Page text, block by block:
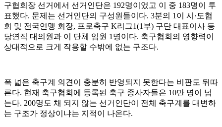
구협회장 선거에서 선거인단은 192명이었고 이 중 183명이 투
표했다. 문제는 선거인단의 구성원들이다. 3분의 1이 시·도협
회 및 전국연맹 회장, 프로축구 K리그1(1부) 구단 대표이사 등
당연직 대의원과 이 단체 임원 1명이다. 축구협회의 영향력이
상대적으로 크게 작용할 수밖에 없는 구조다.
폭 넓은 축구계 의견이 충분히 반영되지 못한다는 비판도 뒤따
른다. 현재 축구협회에 등록된 축구 종사자들은 10만 명이 넘
는다. 200명도 채 되지 않는 선거인단이 전체 축구계를 대변하
는 구조가 정상이냐는 지적이 나온다.